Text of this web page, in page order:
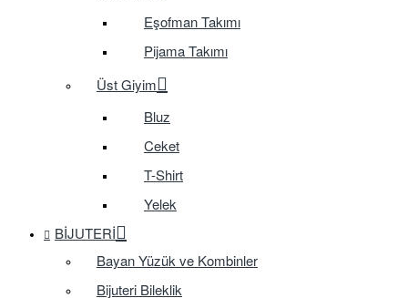
Eşofman Takımı
Pijama Takımı
Üst Giyim
Bluz
Ceket
T-Shirt
Yelek
BIJUTERI
Bayan Yüzük ve Kombinler
Bijuteri Bileklik